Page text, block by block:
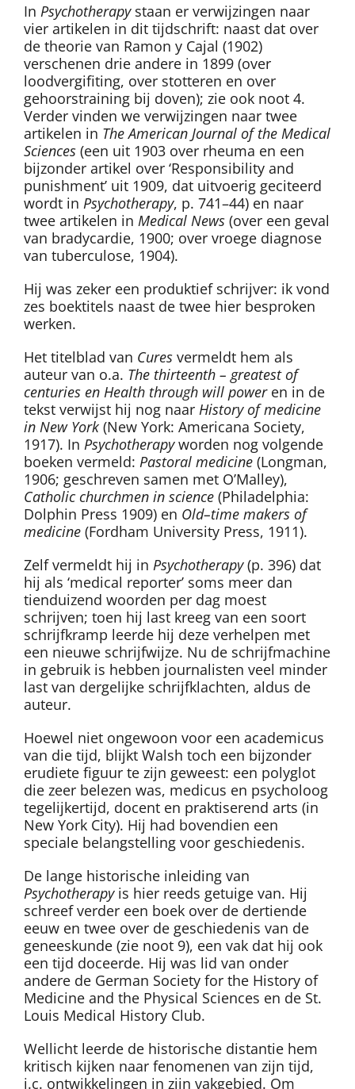
In Psychotherapy staan er verwijzingen naar
vier artikelen in dit tijdschrift: naast dat over
de theorie van Ramon y Cajal (1902)
verschenen drie andere in 1899 (over
loodvergifiting, over stotteren en over
gehoorstraining bij doven); zie ook noot 4.
Verder vinden we verwijzingen naar twee
artikelen in The American Journal of the Medical
Sciences (een uit 1903 over rheuma en een
bijzonder artikel over ‘Responsibility and
punishment’ uit 1909, dat uitvoerig geciteerd
wordt in Psychotherapy, p. 741–44) en naar
twee artikelen in Medical News (over een geval
van bradycardie, 1900; over vroege diagnose
van tuberculose, 1904).
Hij was zeker een produktief schrijver: ik vond
zes boektitels naast de twee hier besproken
werken.
Het titelblad van Cures vermeldt hem als
auteur van o.a. The thirteenth – greatest of
centuries en Health through will poweren in de
tekst verwijst hij nog naar History of medicine
in New York (New York: Americana Society,
1917). In Psychotherapyworden nog volgende
boeken vermeld: Pastoral medicine (Longman,
1906; geschreven samen met O’Malley),
Catholic churchmen in science (Philadelphia:
Dolphin Press 1909) en Old–time makers of
medicine (Fordham University Press, 1911).
Zelf vermeldt hij in Psychotherapy(p. 396) dat
hij als ‘medical reporter’ soms meer dan
tienduizend woorden per dag moest
schrijven; toen hij last kreeg van een soort
schrijfkramp leerde hij deze verhelpen met
een nieuwe schrijfwijze. Nu de schrijfmachine
in gebruik is hebben journalisten veel minder
last van dergelijke schrijfklachten, aldus de
auteur.
Hoewel niet ongewoon voor een academicus
van die tijd, blijkt Walsh toch een bijzonder
erudiete figuur te zijn geweest: een polyglot
die zeer belezen was, medicus en psycholoog
tegelijkertijd, docent en praktiserend arts (in
New York City). Hij had bovendien een
speciale belangstelling voor geschiedenis.
De lange historische inleiding van
Psychotherapyis hier reeds getuige van. Hij
schreef verder een boek over de dertiende
eeuw en twee over de geschiedenis van de
geneeskunde (zie noot 9), een vak dat hij ook
een tijd doceerde. Hij was lid van onder
andere de German Society for the History of
Medicine and the Physical Sciences en de St.
Louis Medical History Club.
Wellicht leerde de historische distantie hem
kritisch kijken naar fenomenen van zijn tijd,
i.c. ontwikkelingen in zijn vakgebied. Om